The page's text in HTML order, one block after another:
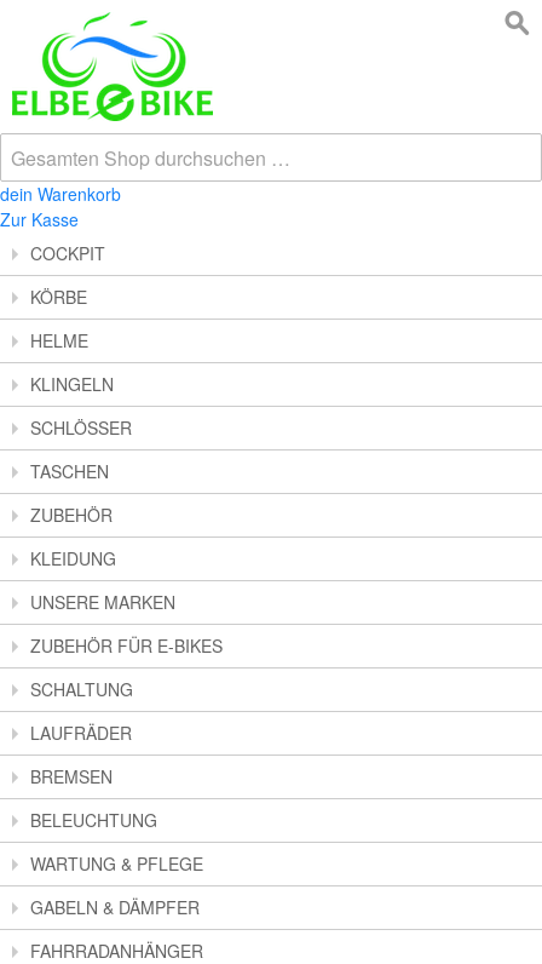
dein Warenkorb
Zur Kasse
COCKPIT
KÖRBE
HELME
KLINGELN
SCHLÖSSER
TASCHEN
ZUBEHÖR
KLEIDUNG
UNSERE MARKEN
ZUBEHÖR FÜR E-BIKES
SCHALTUNG
LAUFRÄDER
BREMSEN
BELEUCHTUNG
WARTUNG & PFLEGE
GABELN & DÄMPFER
FAHRRADANHÄNGER